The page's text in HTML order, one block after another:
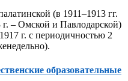
(в 1911–1913 гг.
– Омской и Павлодарской)
г. с периодичностью 2
образовательные